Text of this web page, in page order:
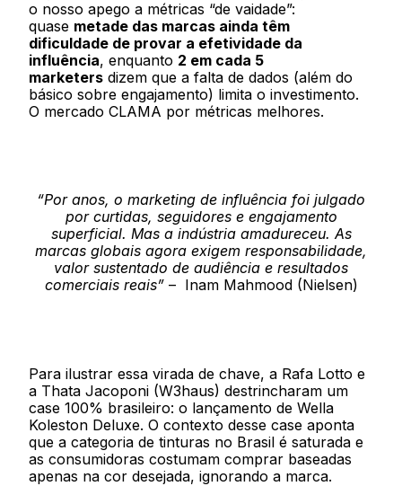
o nosso apego a métricas “de vaidade”:
quase metade das marcas ainda têm
dificuldade de provar a efetividade da
influência, enquanto 2 em cada 5
marketers dizem que a falta de dados (além do
básico sobre engajamento) limita o investimento.
O mercado CLAMA por métricas melhores.
“Por anos, o marketing de influência foi julgado
por curtidas, seguidores e engajamento
superficial. Mas a indústria amadureceu. As
marcas globais agora exigem responsabilidade,
valor sustentado de audiência e resultados
comerciais reais”– Inam Mahmood (Nielsen)
Para ilustrar essa virada de chave, a Rafa Lotto e
a Thata Jacoponi (W3haus) destrincharam um
case 100% brasileiro: o lançamento de Wella
Koleston Deluxe. O contexto desse case aponta
que a categoria de tinturas no Brasil é saturada e
as consumidoras costumam comprar baseadas
apenas na cor desejada, ignorando a marca.